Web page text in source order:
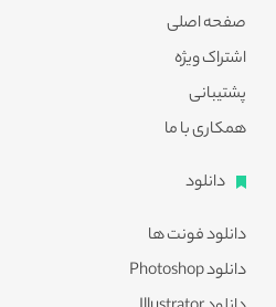
صفحه اصلی
اشتراک ویژه
پشتیبانی
همکاری با ما
دانلود
دانلود فونت ها
دانلود Photoshop